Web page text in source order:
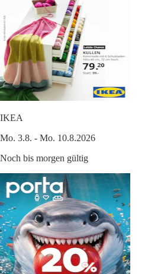
IKEA
Mo. 3.8. - Mo. 10.8.2026
Noch bis morgen gültig